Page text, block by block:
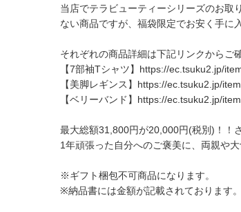
当店でテラビューティーシリーズのお取
ない商品ですが、福袋限定でお安く手に
それぞれの商品詳細は下記リンクからご
【7部袖Tシャツ】 https://ec.tsuku2.jp/
【美脚レギンス】 https://ec.tsuku2.jp/
【ベリーバンド】 https://ec.tsuku2.jp/
最大総額31,800円が20,000円(税別)！！
1年頑張った自分へのご褒美に、両親や
※ギフト梱包不可商品になります。
※納品書には金額が記載されております